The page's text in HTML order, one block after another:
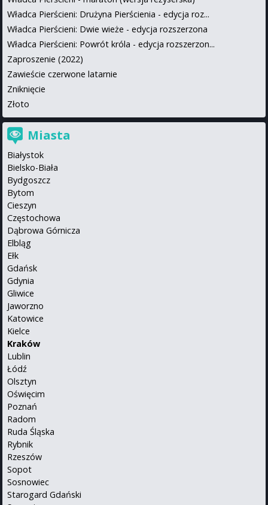
Władca Pierścieni: Drużyna Pierścienia - edycja roz...
Władca Pierścieni: Dwie wieże - edycja rozszerzona
Władca Pierścieni: Powrót króla - edycja rozszerzon...
Zaproszenie (2022)
Zawieście czerwone latarnie
Zniknięcie
Złoto
Miasta
Białystok
Bielsko-Biała
Bydgoszcz
Bytom
Cieszyn
Częstochowa
Dąbrowa Górnicza
Elbląg
Ełk
Gdańsk
Gdynia
Gliwice
Jaworzno
Katowice
Kielce
Kraków
Lublin
Łódź
Olsztyn
Oświęcim
Poznań
Radom
Ruda Śląska
Rybnik
Rzeszów
Sopot
Sosnowiec
Starogard Gdański